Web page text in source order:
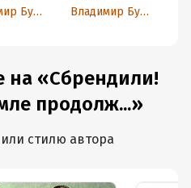
Владимир Бушин
Владимир Бушин
на «Сбрендили!
продолж...»
стилю автора